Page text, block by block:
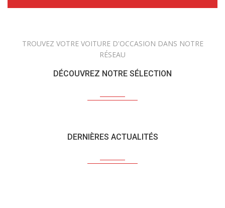
TROUVEZ VOTRE VOITURE D'OCCASION DANS NOTRE
RÉSEAU
DÉCOUVREZ NOTRE SÉLECTION
DERNIÈRES ACTUALITÉS